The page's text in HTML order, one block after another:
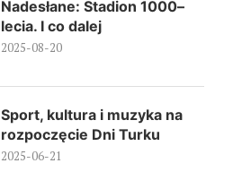
Nadesłane: Stadion 1000–
lecia. I co dalej
2025-08-20
Sport, kultura i muzyka na
rozpoczęcie Dni Turku
2025-06-21